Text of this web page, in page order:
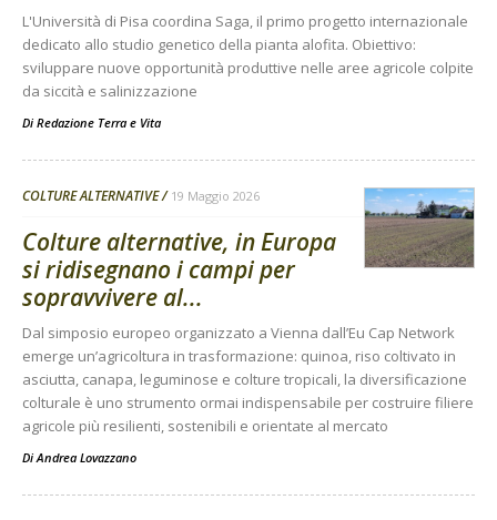
L'Università di Pisa coordina Saga, il primo progetto internazionale
dedicato allo studio genetico della pianta alofita. Obiettivo:
sviluppare nuove opportunità produttive nelle aree agricole colpite
da siccità e salinizzazione
Di Redazione Terra e Vita
COLTURE ALTERNATIVE 19 Maggio 2026
Colture alternative, in Europa
si ridisegnano i campi per
sopravvivere al...
Dal simposio europeo organizzato a Vienna dall’Eu Cap Network
emerge un’agricoltura in trasformazione: quinoa, riso coltivato in
asciutta, canapa, leguminose e colture tropicali, la diversificazione
colturale è uno strumento ormai indispensabile per costruire filiere
agricole più resilienti, sostenibili e orientate al mercato
DiAndrea Lovazzano